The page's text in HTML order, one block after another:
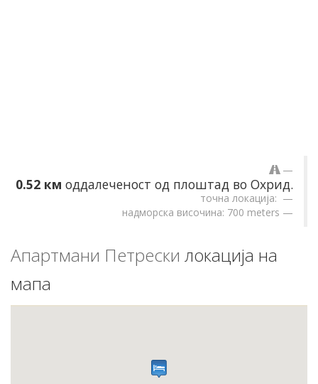
0.52 км оддалеченост од плоштад во Охрид.
точна локација:
надморска височина: 700 meters
Апартмани Петрески локација на
мапа